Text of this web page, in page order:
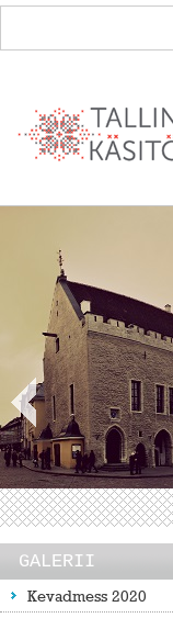
GALERII
Kevadmess 2020